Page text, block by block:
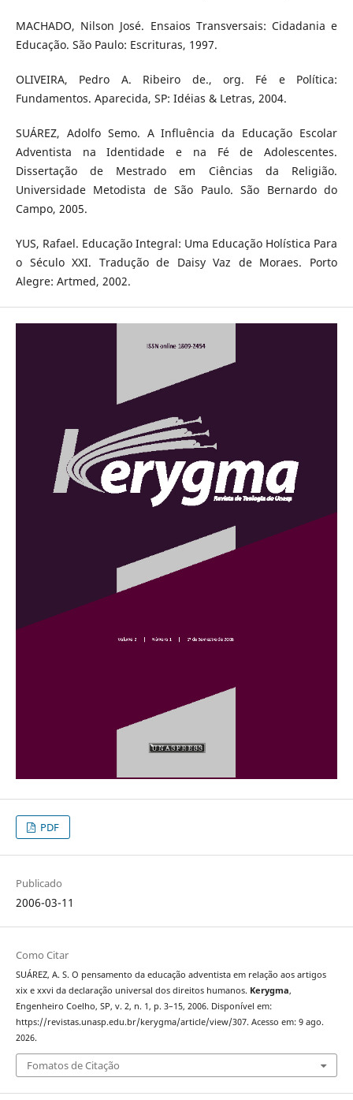
MACHADO, Nilson José. Ensaios Transversais: Cidadania e
Educação. São Paulo: Escrituras, 1997.
OLIVEIRA, Pedro A. Ribeiro de., org. Fé e Política:
Fundamentos. Aparecida, SP: Idéias & Letras, 2004.
SUÁREZ, Adolfo Semo. A Influência da Educação Escolar
Adventista na Identidade e na Fé de Adolescentes.
Dissertação de Mestrado em Ciências da Religião.
Universidade Metodista de São Paulo. São Bernardo do
Campo, 2005.
YUS, Rafael. Educação Integral: Uma Educação Holística Para
o Século XXI. Tradução de Daisy Vaz de Moraes. Porto
Alegre: Artmed, 2002.
PDF
Publicado
2006-03-11
Como Citar
SUÁREZ, A. S. O pensamento da educação adventista em relação aos artigos
xix e xxvi da declaração universal dos direitos humanos. Kerygma,
Engenheiro Coelho, SP, v. 2, n. 1, p. 3–15, 2006. Disponível em:
https://revistas.unasp.edu.br/kerygma/article/view/307. Acesso em: 9 ago.
2026.
Fomatos de Citação